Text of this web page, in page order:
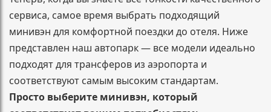
сервиса, самое время выбрать подходящий
минивэн для комфортной поездки до отеля. Ниже
представлен наш автопарк — все модели идеально
подходят для трансферов из аэропорта и
соответствуют самым высоким стандартам.
Просто выберите минивэн, который